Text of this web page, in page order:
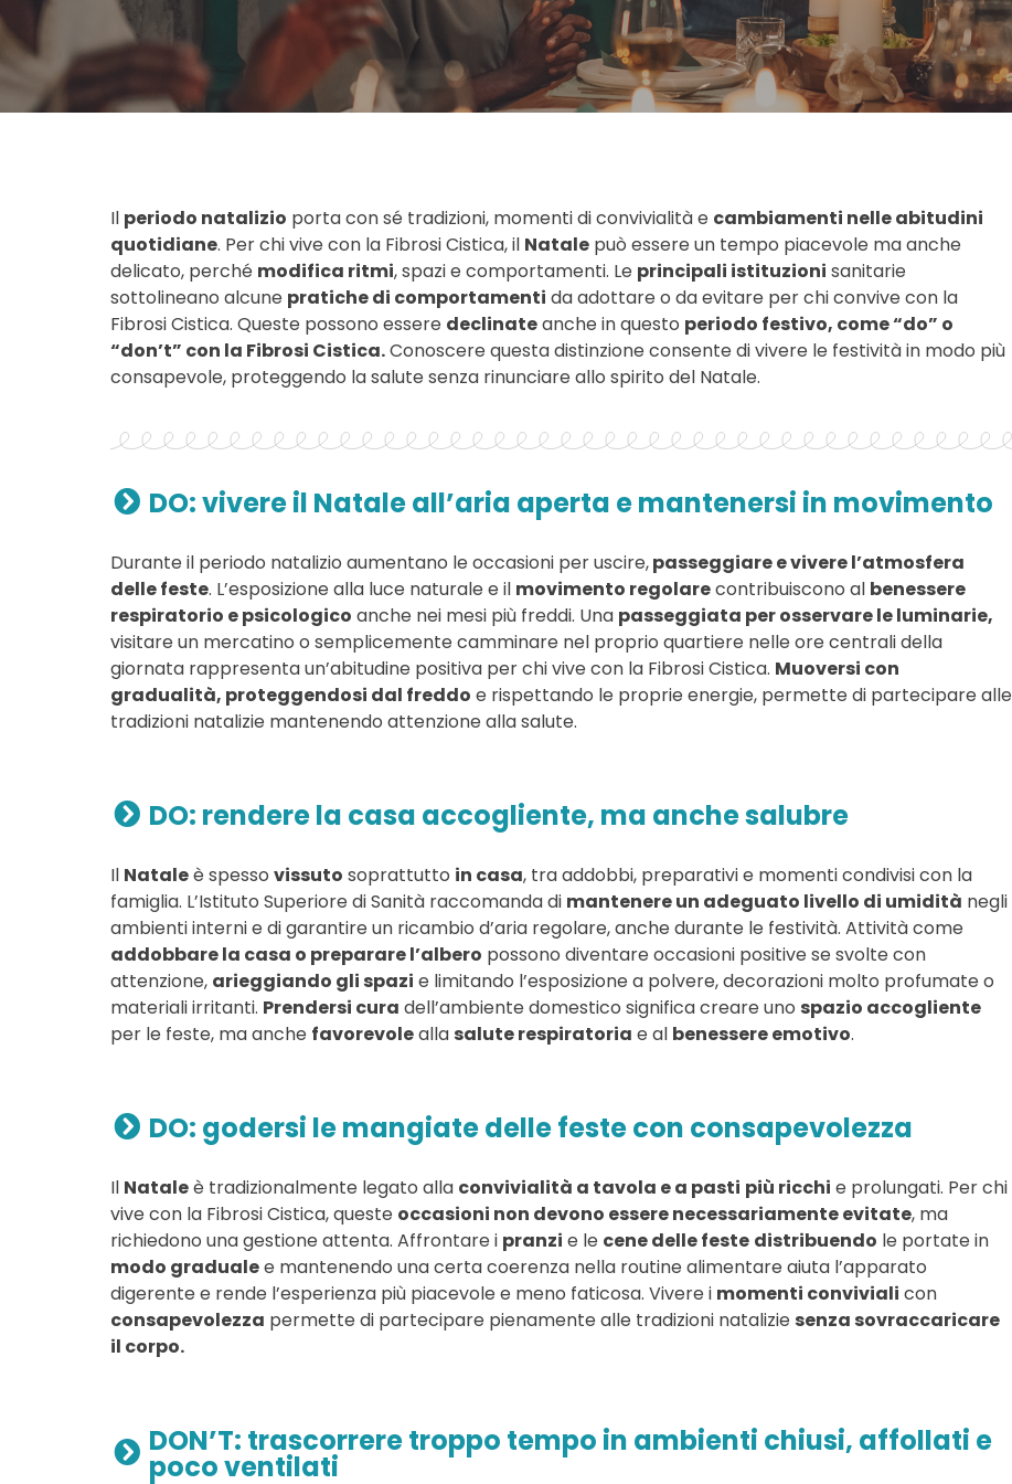
Il periodo natalizio porta con sé tradizioni, momenti di convivialità e cambiamenti nelle abitudini
quotidiane. Per chi vive con la Fibrosi Cistica, il Natale può essere un tempo piacevole ma anche
delicato, perché modifica ritmi, spazi e comportamenti. Le principali istituzioni sanitarie
sottolineano alcune pratiche di comportamenti da adottare o da evitare per chi convive con la
Fibrosi Cistica. Queste possono essere declinateanche in questo periodo festivo, come “do” o
“don’t” con la Fibrosi Cistica.Conoscere questa distinzione consente di vivere le festività in modo più
consapevole, proteggendo la salute senza rinunciare allo spirito del Natale.
DO: vivere il Natale all’aria aperta e mantenersi in movimento
Durante il periodo natalizio aumentano le occasioni per uscire,passeggiare e vivere l’atmosfera
delle feste. L’esposizione alla luce naturale e il movimento regolarecontribuiscono al benessere
respiratorio e psicologico anche nei mesi più freddi. Una passeggiata per osservare le luminarie,
visitare un mercatino o semplicemente camminare nel proprio quartiere nelle ore centrali della
giornata rappresenta un’abitudine positiva per chi vive con la Fibrosi Cistica. Muoversi con
gradualità, proteggendosi dal freddo e rispettando le proprie energie, permette di partecipare alle
tradizioni natalizie mantenendo attenzione alla salute.
DO: rendere la casa accogliente, ma anche salubre
Il Nataleè spesso vissuto soprattutto in casa, tra addobbi, preparativi e momenti condivisi con la
famiglia. L’Istituto Superiore di Sanità raccomanda di mantenere un adeguato livello di umidità negli
ambienti interni e di garantire un ricambio d’aria regolare, anche durante le festività. Attività come
addobbare la casa o preparare l’albero possono diventare occasioni positive se svolte con
attenzione, arieggiando gli spazi e limitando l’esposizione a polvere, decorazioni molto profumate o
materiali irritanti. Prendersi cura dell’ambiente domestico significa creare uno spazio accogliente
per le feste, ma anche favorevolealla salute respiratoria e al benessere emotivo.
DO: godersi le mangiate delle feste con consapevolezza
Il Nataleè tradizionalmente legato alla convivialità a tavola e a pasti più ricchi e prolungati. Per chi
vive con la Fibrosi Cistica, queste occasioni non devono essere necessariamente evitate, ma
richiedono una gestione attenta. Affrontare i pranzi e le cene delle feste distribuendo le portate in
modo gradualee mantenendo una certa coerenza nella routine alimentare aiuta l’apparato
digerente e rende l’esperienza più piacevole e meno faticosa. Vivere i momenti conviviali con
consapevolezza permette di partecipare pienamente alle tradizioni natalizie senza sovraccaricare
il corpo.
DON’T: trascorrere troppo tempo in ambienti chiusi, affollati e
poco ventilati